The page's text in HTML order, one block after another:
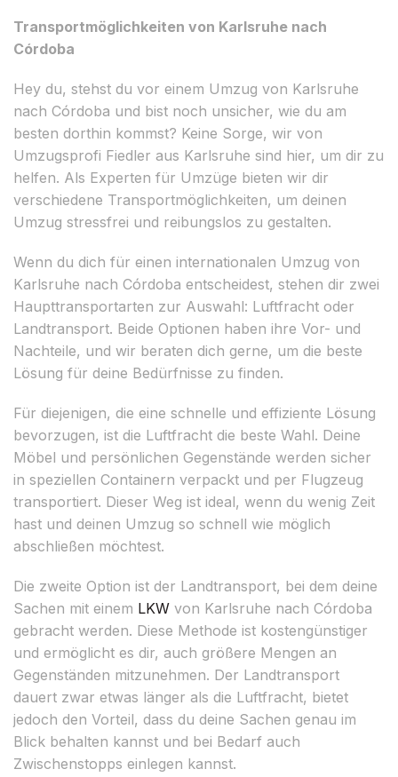
Transportmöglichkeiten von Karlsruhe nach
Córdoba
Hey du, stehst du vor einem Umzug von Karlsruhe
nach Córdoba und bist noch unsicher, wie du am
besten dorthin kommst? Keine Sorge, wir von
Umzugsprofi Fiedler aus Karlsruhe sind hier, um dir zu
helfen. Als Experten für Umzüge bieten wir dir
verschiedene Transportmöglichkeiten, um deinen
Umzug stressfrei und reibungslos zu gestalten.
Wenn du dich für einen internationalen Umzug von
Karlsruhe nach Córdoba entscheidest, stehen dir zwei
Haupttransportarten zur Auswahl: Luftfracht oder
Landtransport. Beide Optionen haben ihre Vor- und
Nachteile, und wir beraten dich gerne, um die beste
Lösung für deine Bedürfnisse zu finden.
Für diejenigen, die eine schnelle und effiziente Lösung
bevorzugen, ist die Luftfracht die beste Wahl. Deine
Möbel und persönlichen Gegenstände werden sicher
in speziellen Containern verpackt und per Flugzeug
transportiert. Dieser Weg ist ideal, wenn du wenig Zeit
hast und deinen Umzug so schnell wie möglich
abschließen möchtest.
Die zweite Option ist der Landtransport, bei dem deine
Sachen mit einem LKW von Karlsruhe nach Córdoba
gebracht werden. Diese Methode ist kostengünstiger
und ermöglicht es dir, auch größere Mengen an
Gegenständen mitzunehmen. Der Landtransport
dauert zwar etwas länger als die Luftfracht, bietet
jedoch den Vorteil, dass du deine Sachen genau im
Blick behalten kannst und bei Bedarf auch
Zwischenstopps einlegen kannst.